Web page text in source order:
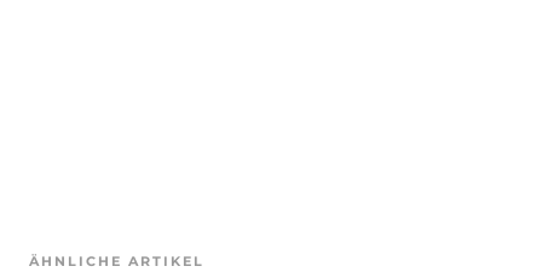
ÄHNLICHE ARTIKEL